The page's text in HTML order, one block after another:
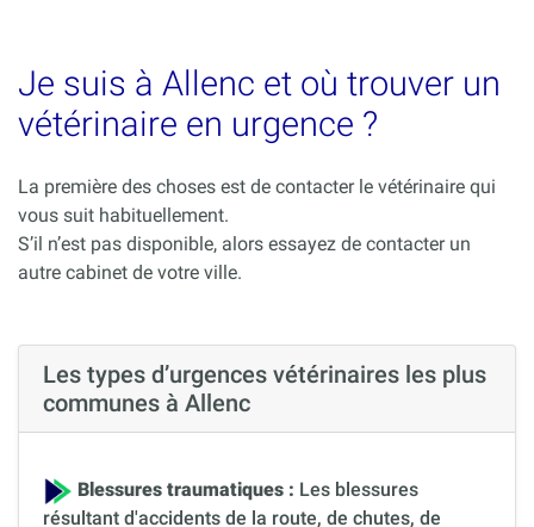
Je suis à Allenc et où trouver un
vétérinaire en urgence ?
La première des choses est de contacter le vétérinaire qui
vous suit habituellement.
S’il n’est pas disponible, alors essayez de contacter un
autre cabinet de votre ville.
Les types d’urgences vétérinaires les plus
communes à Allenc
Blessures traumatiques : Les blessures
résultant d'accidents de la route, de chutes, de